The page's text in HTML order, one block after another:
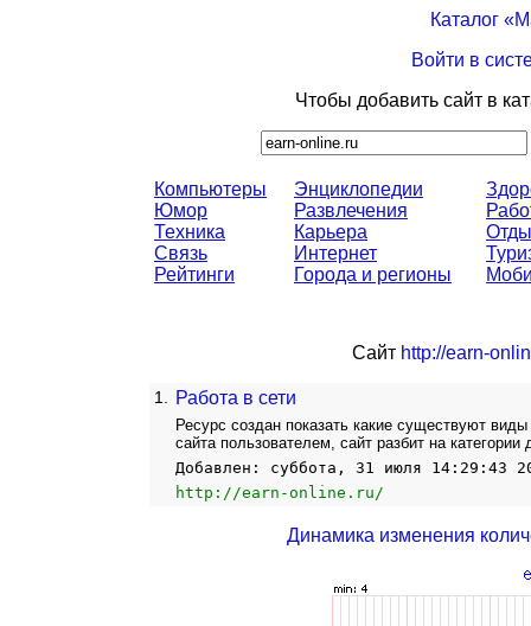
Каталог
Войти в
Чтобы добавить сайт в
Компьютеры
Юмор
Техника
Связь
Рейтинги
Энциклопедии
Развлечения
Карьера
Интернет
Города и регионы
Сайт http://earn-
1. Работа в сети
Ресурс создан показать какие существуют
сайта пользователем, сайт разбит на
Добавлен: суббота, 31 июля 14:29:43
http://earn-online.ru/
Динамика изменения